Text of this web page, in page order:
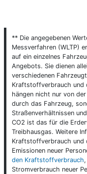
** Die angegebenen
Messverfahren (WLTP)
auf ein einzelnes
Angebots. Sie dienen
verschiedenen
Kraftstoffverbrauch und
hängen nicht nur von
durch das Fahrzeug,
Straßenverhältnissen
CO2 ist das für die
Treibhausgas. Weitere
Kraftstoffverbrauch und
Emissionen neuer
den Kraftstoffverbrauch
Stromverbrauch neuer